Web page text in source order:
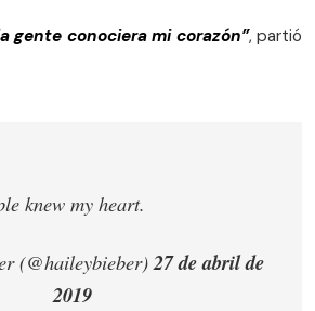
gente conociera mi corazón”, partió
knew my heart.
(@haileybieber)27 de abril de
2019